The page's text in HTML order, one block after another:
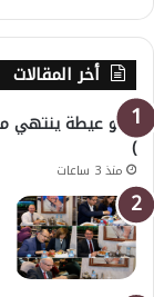
أخر المقالات
( أبو عيطة ينتهي
)
منذ 3 ساعات